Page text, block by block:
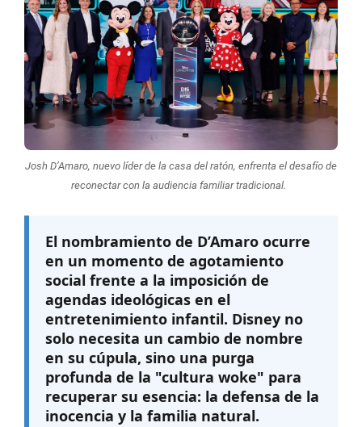
Josh D’Amaro, nuevo líder de la casa del ratón, enfrenta el desafío de
reconectar con la audiencia familiar tradicional.
El nombramiento de D’Amaro ocurre
en un momento de agotamiento
social frente a la imposición de
agendas ideológicas en el
entretenimiento infantil. Disney no
solo necesita un cambio de nombre
en su cúpula, sino una purga
profunda de la "cultura woke" para
recuperar su esencia: la defensa de la
inocencia y la familia natural.